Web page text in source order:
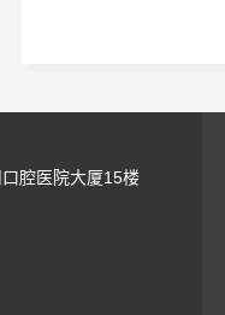
腔医院大厦15楼